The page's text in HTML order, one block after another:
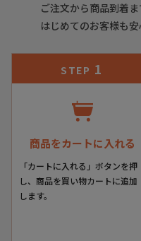
1974年、イタリアにて創業の
ベルギーのデザイナー・ウォ
コラボレーションしているラ
Item
ご注文から商品到着
はじめてのお客様も
STEP 1
商品をカートに入れる
「カートに入れる」ボタンを押
し、商品を買い物カートに追加
します。